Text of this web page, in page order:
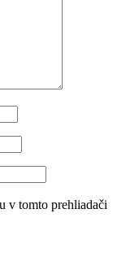
v tomto prehliadači